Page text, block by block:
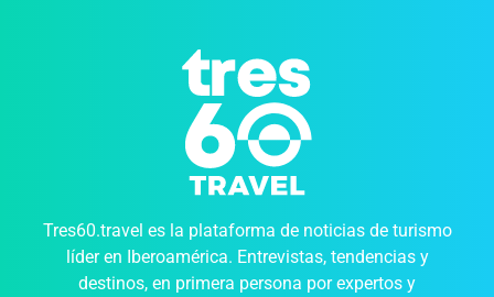
Tres60.travel es la plataforma de noticias de turismo
líder en Iberoamérica. Entrevistas, tendencias y
destinos, en primera persona por expertos y